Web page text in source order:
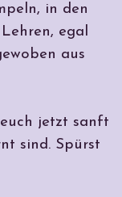
in den
egal
aus
jetzt sanft
sind. Spürst